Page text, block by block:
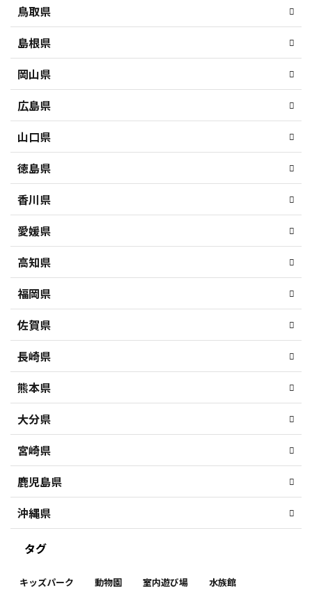
鳥取県
島根県
岡山県
広島県
山口県
徳島県
香川県
愛媛県
高知県
福岡県
佐賀県
長崎県
熊本県
大分県
宮崎県
鹿児島県
沖縄県
タグ
キッズパーク 動物園 室内遊び場 水族館